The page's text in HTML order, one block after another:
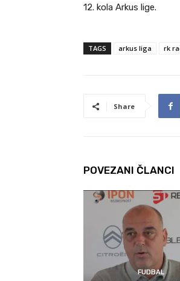
12. kola Arkus lige.
TAGS arkus liga rk
Share
POVEZANI ČLANCI
FUDBAL